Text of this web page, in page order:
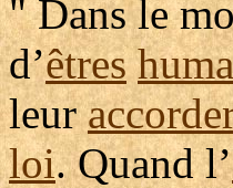
" Dans le
d’êtres
leuraccorder
loi. Quand l’